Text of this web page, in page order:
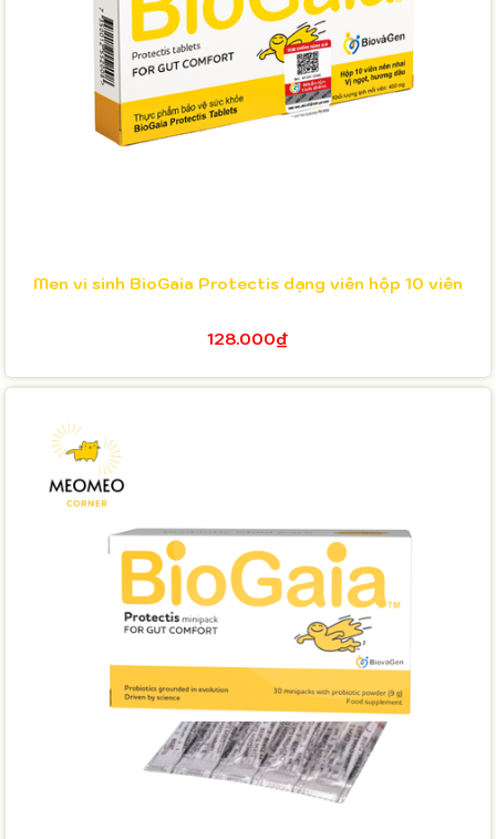
Men vi sinh BioGaia Protectis dạng viên hộp 10 viên
128.000₫